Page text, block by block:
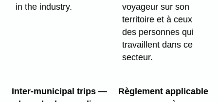
in the industry.
voyageur sur son
territoire et à ceux
des personnes qui
travaillent dans ce
secteur.
Inter-municipal trips —
Règlement applicable